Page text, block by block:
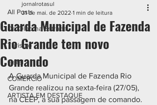
All Posts
De Olho na Estrada
Turismo
Geral
COMÉRCIO
ARTISTA EM DESTAQUE
Guarda Municipal de Fazenda
Rio Grande tem novo
Comando
jornalrotasul
31 de mai. de 2022 1 min de leitura
A Guarda Municipal de Fazenda Rio
Grande realizou na sexta-feira (27/05),
na CEEP, a sua passagem de comando.